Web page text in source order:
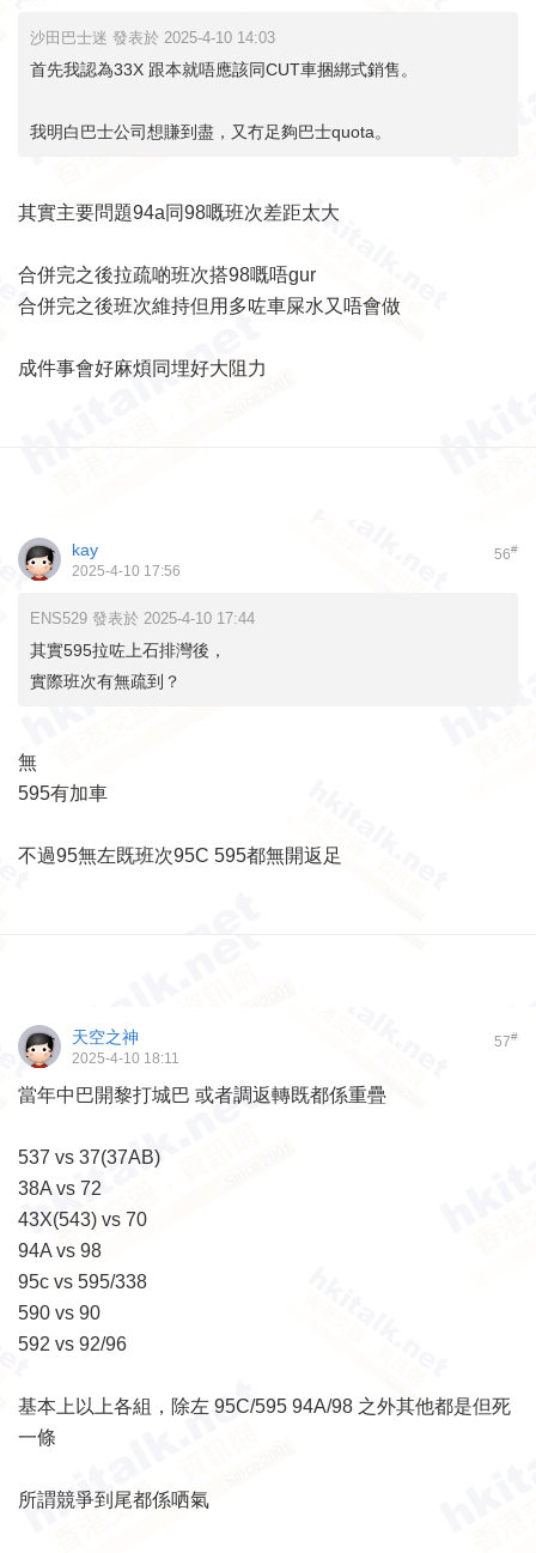
沙田巴士迷 發表於 2025-4-10 14:03
首先我認為33X 跟本就唔應該同CUT車捆綁式銷售。
我明白巴士公司想賺到盡，又冇足夠巴士quota。
其實主要問題94a同98嘅班次差距太大
合併完之後拉疏啲班次搭98嘅唔gur
合併完之後班次維持但用多咗車屎水又唔會做
成件事會好麻煩同埋好大阻力
56#
kay
2025-4-10 17:56
ENS529 發表於 2025-4-10 17:44
其實595拉咗上石排灣後，
實際班次有無疏到？
無
595有加車
不過95無左既班次95C 595都無開返足
57#
天空之神
2025-4-10 18:11
當年中巴開黎打城巴 或者調返轉既都係重疊
537 vs 37(37AB)
38A vs 72
43X(543) vs 70
94A vs 98
95c vs 595/338
590 vs 90
592 vs 92/96
基本上以上各組，除左 95C/595 94A/98 之外其他都是但死
一條
所謂競爭到尾都係哂氣